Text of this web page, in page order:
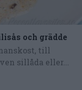
och grädde
till
sillåda eller...